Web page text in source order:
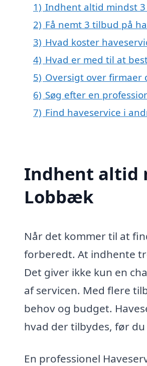
1) Indhent altid mindst
2) Få nemt 3 tilbud på
3) Hvad koster
4) Hvad er med til at
5) Oversigt over firmaer
6) Søg efter en
7) Find haveservice i
Indhent altid
Lobbæk
Når det kommer til at
forberedt. At indhente
Det giver ikke kun en
af servicen. Med flere
behov og budget.
hvad der tilbydes, før
En professionel